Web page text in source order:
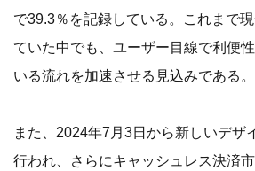
で39.3％を記録している。これまで
ていた中でも、ユーザー目線で利便
いる流れを加速させる見込みである。
また、2024年7月3日から新しいデザ
行われ、さらにキャッシュレス決済